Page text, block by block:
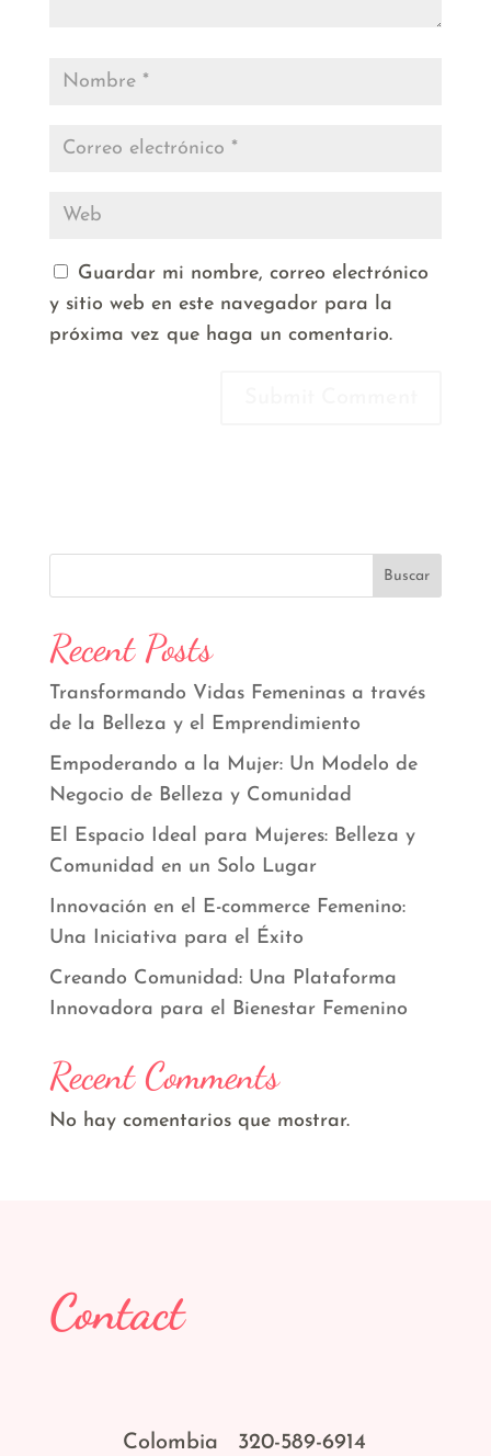
Guardar mi nombre, correo electrónico
y sitio web en este navegador para la
próxima vez que haga un comentario.
Buscar
Recent Posts
Transformando Vidas Femeninas a través
de la Belleza y el Emprendimiento
Empoderando a la Mujer: Un Modelo de
Negocio de Belleza y Comunidad
El Espacio Ideal para Mujeres: Belleza y
Comunidad en un Solo Lugar
Innovación en el E-commerce Femenino:
Una Iniciativa para el Éxito
Creando Comunidad: Una Plataforma
Innovadora para el Bienestar Femenino
Recent Comments
No hay comentarios que mostrar.
Contact
Colombia 320-589-6914